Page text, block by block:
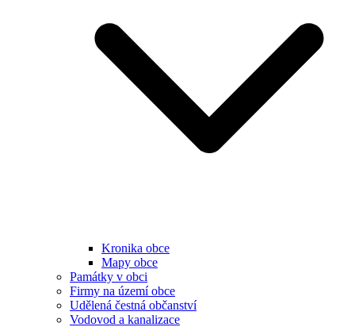
Kronika obce
Mapy obce
Památky v obci
Firmy na území obce
Udělená čestná občanství
Vodovod a kanalizace